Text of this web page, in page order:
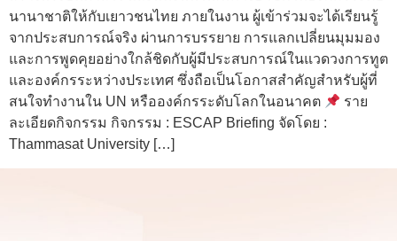
นานาชาติให้กับเยาวชนไทย ภายในงาน ผู้เข้าร่วมจะได้เรียนรู้
จากประสบการณ์จริง ผ่านการบรรยาย การแลกเปลี่ยนมุมมอง
และการพูดคุยอย่างใกล้ชิดกับผู้มีประสบการณ์ในแวดวงการทูต
และองค์กรระหว่างประเทศ ซึ่งถือเป็นโอกาสสำคัญสำหรับผู้ที่
สนใจทำงานใน UN หรือองค์กรระดับโลกในอนาคต
ราย
ละเอียดกิจกรรม กิจกรรม : ESCAP Briefing จัดโดย :
Thammasat University […]